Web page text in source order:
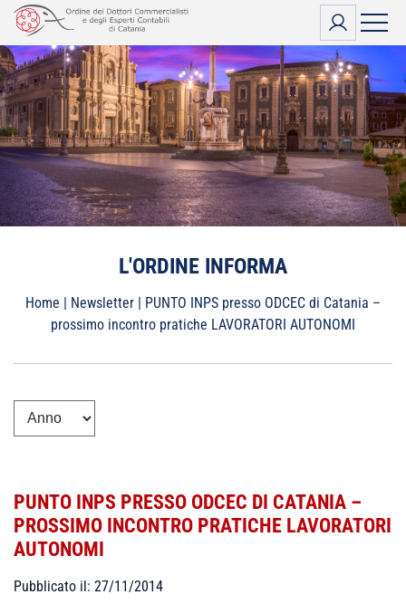
Vai
contenuto
L'ORDINE INFORMA
Home | Newsletter | PUNTO INPS presso ODCEC di Catania –
prossimo incontro pratiche LAVORATORI AUTONOMI
PUNTO INPS PRESSO ODCEC DI CATANIA –
PROSSIMO INCONTRO PRATICHE LAVORATORI
AUTONOMI
Pubblicato il: 27/11/2014